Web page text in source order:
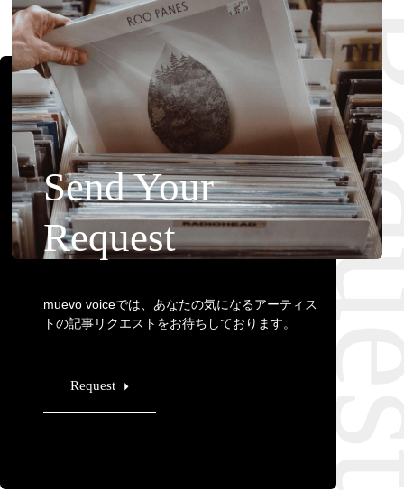
Send Your
Request
muevo voiceでは、あなたの気になるアーティス
トの記事リクエストをお待ちしております。
Request